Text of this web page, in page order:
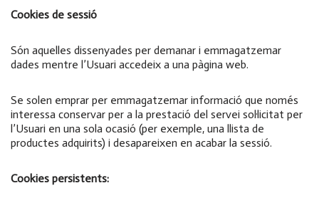
Cookies de sessió
Són aquelles dissenyades per demanar i emmagatzemar
dades mentre l’Usuari accedeix a una pàgina web.
Se solen emprar per emmagatzemar informació que només
interessa conservar per a la prestació del servei sol·licitat per
l’Usuari en una sola ocasió (per exemple, una llista de
productes adquirits) i desapareixen en acabar la sessió.
Cookies persistents: